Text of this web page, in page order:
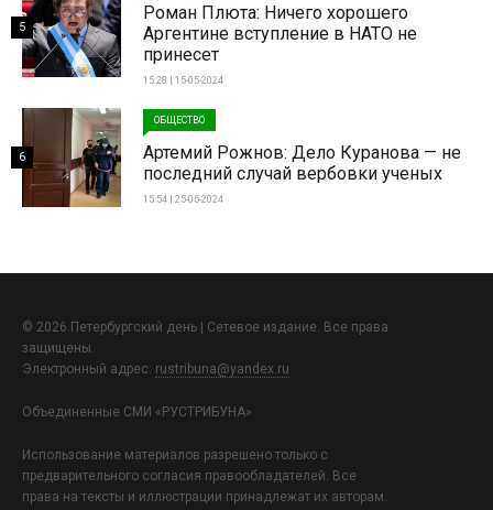
Роман Плюта: Ничего хорошего
Аргентине вступление в НАТО не
принесет
15:28 | 15-05-2024
5
ОБЩЕСТВО
Артемий Рожнов: Дело Куранова — не
последний случай вербовки ученых
15:54 | 25-05-2024
6
© 2026 Петербургский день | Сетевое издание. Все права
защищены.
Электронный адрес: rustribuna@yandex.ru
Объединенные СМИ «РУСТРИБУНА»
Использование материалов разрешено только с
предварительного согласия правообладателей. Все
права на тексты и иллюстрации принадлежат их авторам.